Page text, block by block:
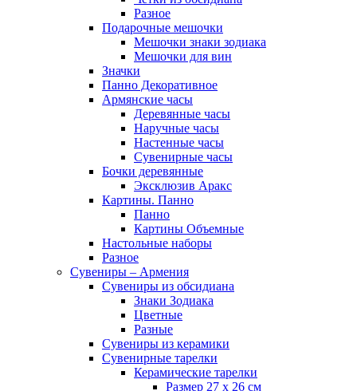
Разное
Подарочные мешочки
Мешочки знаки зодиака
Мешочки для вин
Значки
Панно Декоративное
Армянские часы
Деревянные часы
Наручные часы
Настенные часы
Сувенирные часы
Бочки деревянные
Эксклюзив Аракс
Картины. Панно
Панно
Картины Объемные
Настольные наборы
Разное
Сувениры – Армения
Сувениры из обсидиана
Знаки Зодиака
Цветные
Разные
Сувениры из керамики
Сувенирные тарелки
Керамические тарелки
Размер 27 х 26 см